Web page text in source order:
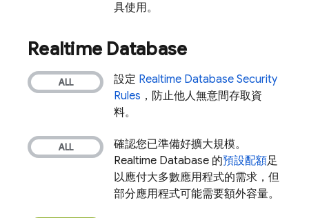
具使用。
Realtime Database
設定 Realtime Database Security
Rules ，防止他人無意間存取資
料。
確認您已準備好擴大規模。
Realtime Database 的預設配額足
以應付大多數應用程式的需求，但
部分應用程式可能需要額外容量。